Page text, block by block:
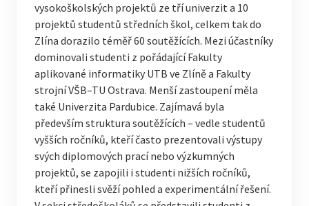
VÝSLEDKY 2021
VÝSLEDKY 2019
FOTOGALERIE
STOČ 2026
STOČ 2024
STOČ 2022
STOČ 2019
vysokoškolských projektů ze tří univerzit a 10
projektů studentů středních škol, celkem tak do
Zlína dorazilo téměř 60 soutěžících. Mezi účastníky
dominovali studenti z pořádající Fakulty
aplikované informatiky UTB ve Zlíně a Fakulty
strojní VŠB–TU Ostrava. Menší zastoupení měla
také Univerzita Pardubice. Zajímavá byla
především struktura soutěžících – vedle studentů
vyšších ročníků, kteří často prezentovali výstupy
svých diplomových prací nebo výzkumných
projektů, se zapojili i studenti nižších ročníků,
kteří přinesli svěží pohled a experimentální řešení.